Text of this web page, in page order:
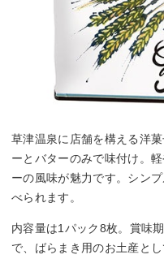
草津温泉に店舗を構える洋
ーとバターのみで味付け。
ーの風味が魅力です。シン
べられます。
内容量は1パック8枚。賞味
で、ばらまき用のお土産と